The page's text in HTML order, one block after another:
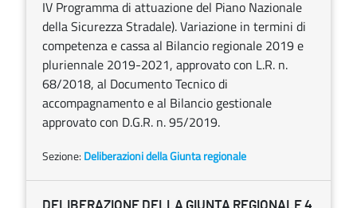
IV Programma di attuazione del Piano Nazionale
della Sicurezza Stradale). Variazione in termini di
competenza e cassa al Bilancio regionale 2019 e
pluriennale 2019-2021, approvato con L.R. n.
68/2018, al Documento Tecnico di
accompagnamento e al Bilancio gestionale
approvato con D.G.R. n. 95/2019.
Sezione: Deliberazioni della Giunta regionale
DELIBERAZIONE DELLA GIUNTA REGIONALE 4